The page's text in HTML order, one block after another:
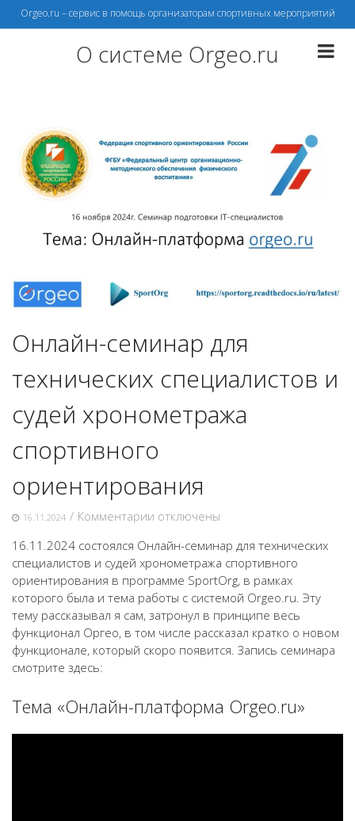
Перейти
к
Orgeo.ru – сервис в помощь организаторам спортивных мероприятий
О системе Orgeo.ru
Онлайн-семинар для
технических специалистов и
судей хронометража
спортивного
ориентирования
16.11.2024 / Комментарии к
Онлайн-
семинар
для
технических
специалистов
и
судей
ориентирования
отключены
16.11.2024 состоялся Онлайн-семинар для технических
специалистов и судей хронометража спортивного
ориентирования в программе SportOrg, в рамках
которого была и тема работы с системой Orgeo.ru. Эту
тему рассказывал я сам, затронул в принципе весь
функционал Оргео, в том числе рассказал кратко о новом
функционале, который скоро появится. Запись семинара
смотрите здесь:
Тема «Онлайн-платформа Orgeo.ru»